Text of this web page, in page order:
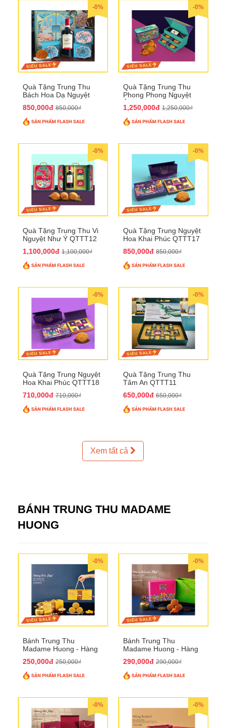
-0%
Quà Tặng Trung Thu
Bách Hoa Dạ Nguyệt
850,000đ 850,000₫
-0%
Quà Tặng Trung Thu
Phong Phong Nguyệt
1,250,000đ 1,250,000₫
-0%
Quà Tặng Trung Thu Vi
Nguyệt Như Ý QTTT12
1,100,000đ 1,100,000₫
-0%
Quà Tặng Trung Nguyệt
Hoa Khai Phúc QTTT17
850,000đ 850,000₫
-0%
Quà Tặng Trung Nguyệt
Hoa Khai Phúc QTTT18
710,000đ 710,000₫
-0%
Quà Tặng Trung Thu
Tâm An QTTT11
650,000đ 650,000₫
Xem tất cả
BÁNH TRUNG THU MADAME
HUONG
-0%
Bánh Trung Thu
Madame Huong - Hàng
250,000đ 250,000₫
-0%
Bánh Trung Thu
Madame Huong - Hàng
290,000đ 290,000₫
-0% -0%